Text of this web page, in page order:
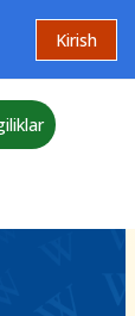
Kirish